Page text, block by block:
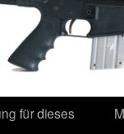
für dieses